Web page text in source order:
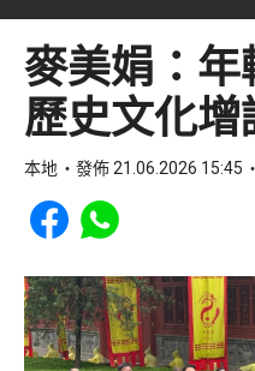
麥美娟：年
歷史文化增
本地 發佈 21.06.2026 15:45
Share to Facebook
Share to WhatsApp